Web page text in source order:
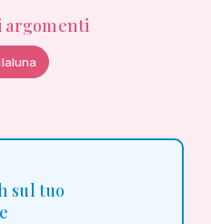
argomenti
sul tuo